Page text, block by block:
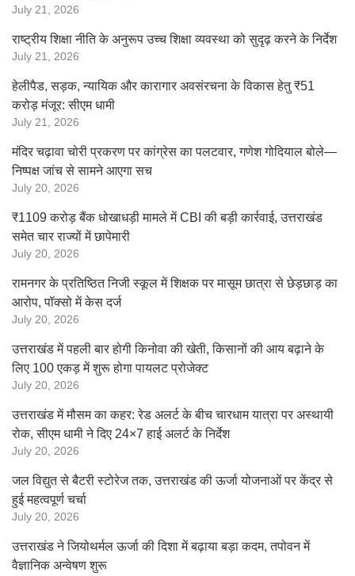
July 21, 2026
राष्ट्रीय शिक्षा नीति के अनुरूप उच्च शिक्षा व्यवस्था को सुदृढ़ करने के निर्देश
July 21, 2026
हेलीपैड, सड़क, न्यायिक और कारागार अवसंरचना के विकास हेतु ₹51
करोड़ मंजूर: सीएम धामी
July 21, 2026
मंदिर चढ़ावा चोरी प्रकरण पर कांग्रेस का पलटवार, गणेश गोदियाल बोले—
निष्पक्ष जांच से सामने आएगा सच
July 20, 2026
₹1109 करोड़ बैंक धोखाधड़ी मामले में CBI की बड़ी कार्रवाई, उत्तराखंड
समेत चार राज्यों में छापेमारी
July 20, 2026
रामनगर के प्रतिष्ठित निजी स्कूल में शिक्षक पर मासूम छात्रा से छेड़छाड़ का
आरोप, पॉक्सो में केस दर्ज
July 20, 2026
उत्तराखंड में पहली बार होगी किनोवा की खेती, किसानों की आय बढ़ाने के
लिए 100 एकड़ में शुरू होगा पायलट प्रोजेक्ट
July 20, 2026
उत्तराखंड में मौसम का कहर: रेड अलर्ट के बीच चारधाम यात्रा पर अस्थायी
रोक, सीएम धामी ने दिए 24×7 हाई अलर्ट के निर्देश
July 20, 2026
जल विद्युत से बैटरी स्टोरेज तक, उत्तराखंड की ऊर्जा योजनाओं पर केंद्र से
हुई महत्वपूर्ण चर्चा
July 20, 2026
उत्तराखंड ने जियोथर्मल ऊर्जा की दिशा में बढ़ाया बड़ा कदम, तपोवन में
वैज्ञानिक अन्वेषण शुरू